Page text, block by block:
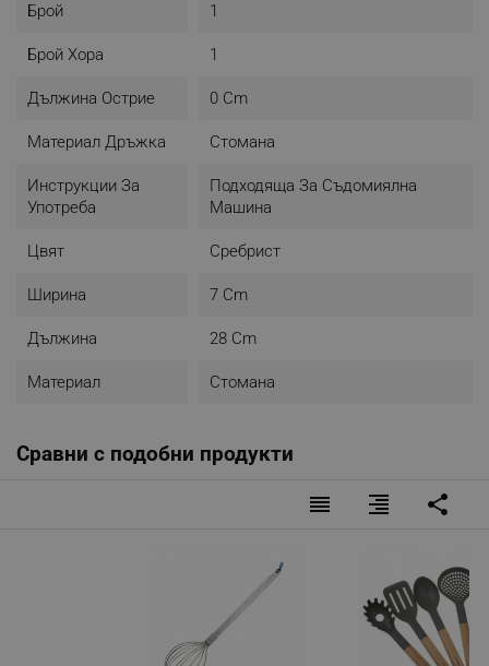
Брой 1
Брой Хора 1
Дължина Острие 0 Cm
Материал Дръжка Стомана
Инструкции За
Употреба
Подходяща За Съдомиялна
Машина
Цвят Сребрист
Ширина 7 Cm
Дължина 28 Cm
Материал Стомана
Сравни с подобни продукти
reorder format_align_right share